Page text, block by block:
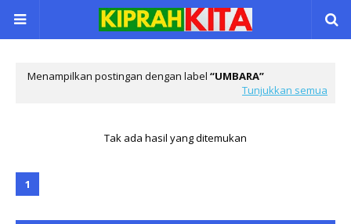
Menampilkan postingan dengan label
UMBARA
Tunjukkan semua
Tak ada hasil yang ditemukan
1